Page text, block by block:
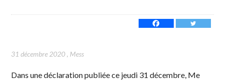
31 décembre 2020, Mess
Dans une déclaration publiée ce jeudi 31 décembre, Me